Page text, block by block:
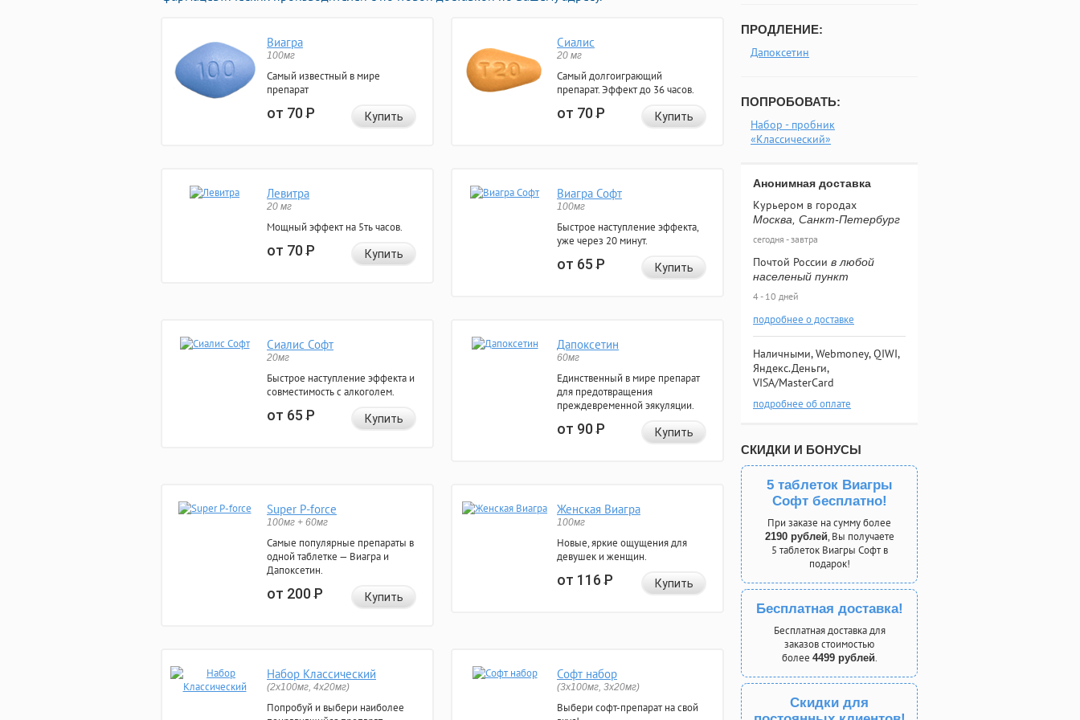
Виагра
100мг
Самый известный в мире
препарат
от 70Р Купить
Сиалис
20 мг
Самый долгоиграющий
препарат. Эффект до 36 часов.
от 70Р Купить
Левитра
20 мг
Мощный эффект на 5ть часов.
от 70Р Купить
Виагра Софт
100мг
Быстрое наступление эффекта,
уже через 20 минут.
от 65Р Купить
Сиалис Софт
20мг
Быстрое наступление эффекта и
совместимость с алкоголем.
от 65Р Купить
Дапоксетин
60мг
Единственный в мире препарат
для предотвращения
преждевременной эякуляции.
от 90Р Купить
Super P-force
100мг + 60мг
Самые популярные препараты в
одной таблетке — Виагра и
Дапоксетин.
от 200Р Купить
Женская Виагра
100мг
Новые, яркие ощущения для
девушек и женщин.
от 116Р Купить
Набор Классический
(2x100мг, 4x20мг)
Попробуй и выбери наиболее
Софт набор
(3x100мг, 3x20мг)
Выбери софт-препарат на свой
ПРОДЛЕНИЕ:
Дапоксетин
ПОПРОБОВАТЬ:
Набор - пробник
«Классический»
Анонимная доставка
Курьером в городах
Москва, Санкт-Петербург
сегодня - завтра
Почтой России в любой
населеный пункт
4 - 10 дней
подробнее о доставке
Наличными, Webmoney, QIWI,
Яндекс.Деньги,
VISA/MasterCard
подробнее об оплате
СКИДКИ И БОНУСЫ
5 таблеток Виагры
Софт бесплатно!
При заказе на сумму более
2190 рублей, Вы получаете
5 таблеток Виагры Софт в
подарок!
Бесплатная доставка!
Бесплатная доставка для
заказов стоимостью
более 4499 рублей.
Скидки для